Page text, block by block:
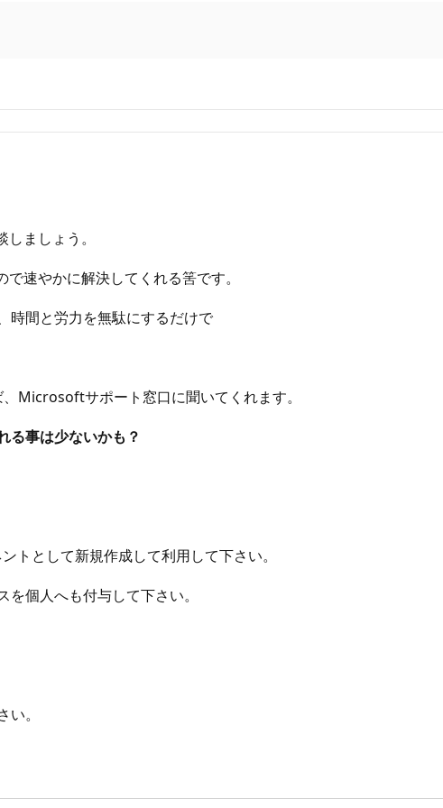
ましょう。
速やかに解決してくれる筈です。
時間と労力を無駄にするだけで
Microsoftサポート窓口に聞いてくれます。
る事は少ないかも？
トとして新規作成して利用して下さい。
個人へも付与して下さい。
。